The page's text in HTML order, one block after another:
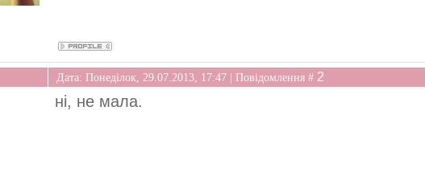
Дата: Понеділок, 29.07.2013, 17:47 | Повідомлення # 2
ні, не мала.